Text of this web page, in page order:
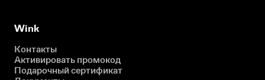
Wink
Контакты
Активировать промокод
Подарочный сертификат